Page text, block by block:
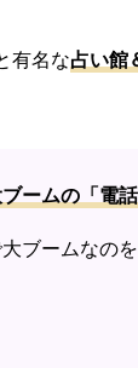
有名な占い館
ームの「電
ブームなの